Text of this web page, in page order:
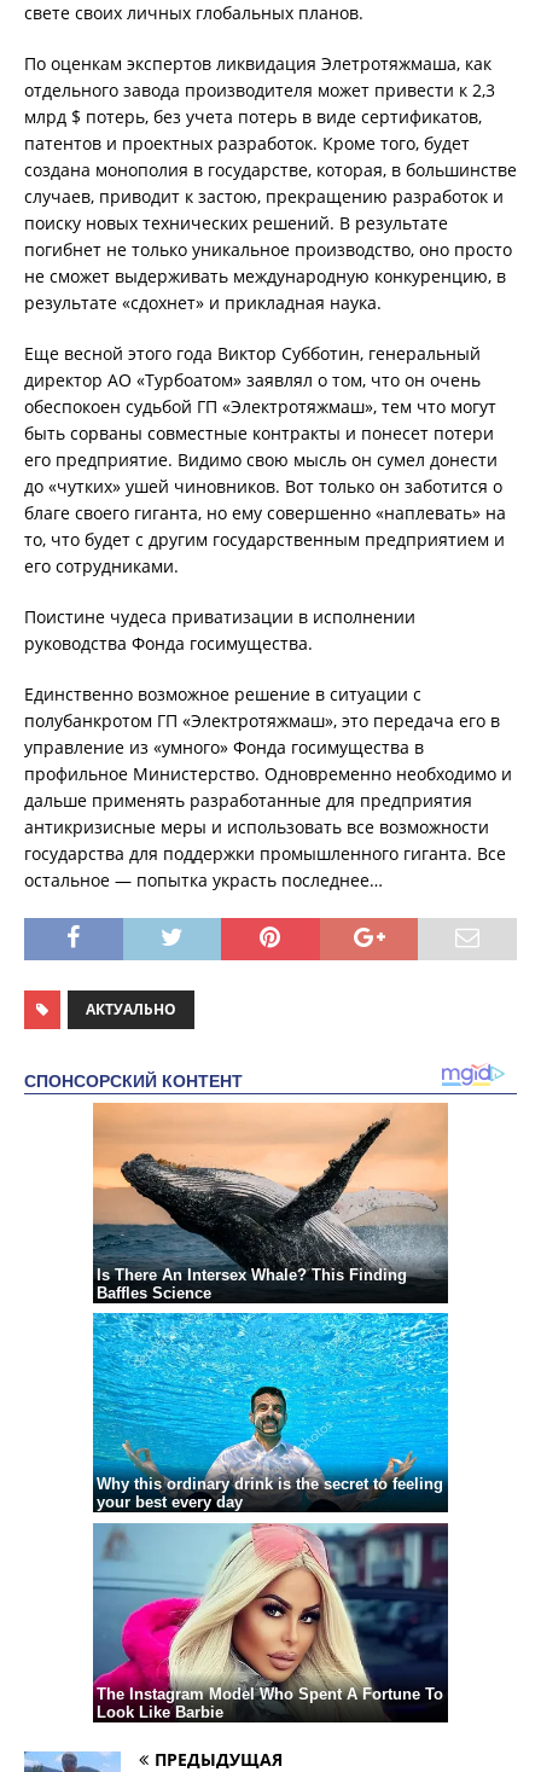
свете своих личных глобальных планов.
По оценкам экспертов ликвидация Элетротяжмаша, как
отдельного завода производителя может привести к 2,3
млрд $ потерь, без учета потерь в виде сертификатов,
патентов и проектных разработок. Кроме того, будет
создана монополия в государстве, которая, в большинстве
случаев, приводит к застою, прекращению разработок и
поиску новых технических решений. В результате
погибнет не только уникальное производство, оно просто
не сможет выдерживать международную конкуренцию, в
результате «сдохнет» и прикладная наука.
Еще весной этого года Виктор Субботин, генеральный
директор АО «Турбоатом» заявлял о том, что он очень
обеспокоен судьбой ГП «Электротяжмаш», тем что могут
быть сорваны совместные контракты и понесет потери
его предприятие. Видимо свою мысль он сумел донести
до «чутких» ушей чиновников. Вот только он заботится о
благе своего гиганта, но ему совершенно «наплевать» на
то, что будет с другим государственным предприятием и
его сотрудниками.
Поистине чудеса приватизации в исполнении
руководства Фонда госимущества.
Единственно возможное решение в ситуации с
полубанкротом ГП «Электротяжмаш», это передача его в
управление из «умного» Фонда госимущества в
профильное Министерство. Одновременно необходимо и
дальше применять разработанные для предприятия
антикризисные меры и использовать все возможности
государства для поддержки промышленного гиганта. Все
остальное — попытка украсть последнее…
АКТУАЛЬНО
ПРЕДЫДУЩАЯ